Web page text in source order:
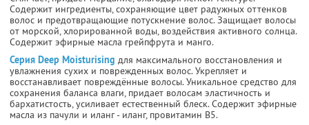
Содержит ингредиенты, сохраняющие цвет радужных оттенков
волос и предотвращающие потускнение волос. Защищает волосы
от морской, хлорированной воды, воздействия активного солнца.
Содержит эфирные масла грейпфрута и манго.
Серия Deep Moisturising для максимального восстановления и
увлажнения сухих и поврежденных волос. Укрепляет и
восстанавливает повреждённые волосы. Уникальное средство для
сохранения баланса влаги, придает волосам эластичность и
бархатистость, усиливает естественный блеск. Содержит эфирные
масла из пачули и иланг - иланг, провитамин В5.